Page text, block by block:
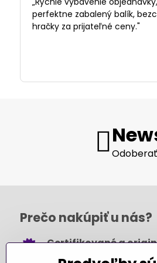
5
perfektne zabalený balík,
hračky za prijateľné ceny."
Prečo nakúpiť u nás?
Certifikované a